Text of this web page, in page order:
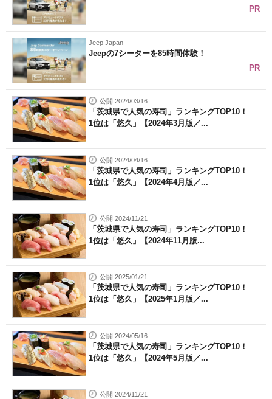
エレクトロニクス専門サイト
電子設計の基本と応用
エネルギーの専門メディア
ちょっと気になるネットの話題
PR
Jeep Japan
Jeepの7シーターを85時間体験！
PR
公開 2024/03/16
「茨城県で人気の寿司」ランキングTOP10！
1位は「悠久」【2024年3月版／...
公開 2024/04/16
「茨城県で人気の寿司」ランキングTOP10！
1位は「悠久」【2024年4月版／...
公開 2024/11/21
「茨城県で人気の寿司」ランキングTOP10！
1位は「悠久」【2024年11月版...
公開 2025/01/21
「茨城県で人気の寿司」ランキングTOP10！
1位は「悠久」【2025年1月版／...
公開 2024/05/16
「茨城県で人気の寿司」ランキングTOP10！
1位は「悠久」【2024年5月版／...
公開 2024/11/21